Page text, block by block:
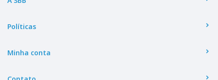
Políticas
Minha conta